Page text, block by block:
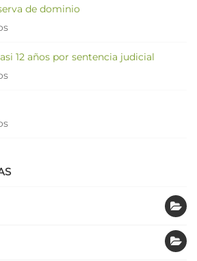
de dominio
12 años por sentencia judicial